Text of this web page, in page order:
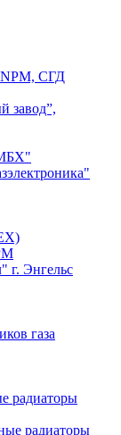
NPM, СГД
завод”,
Энгельс
газа
радиаторы
радиаторы